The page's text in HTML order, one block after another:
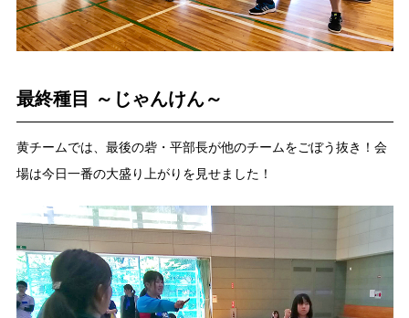
最終種目 ～じゃんけん～
黄チームでは、最後の砦・平部長が他のチームをごぼう抜き！会
場は今日一番の大盛り上がりを見せました！